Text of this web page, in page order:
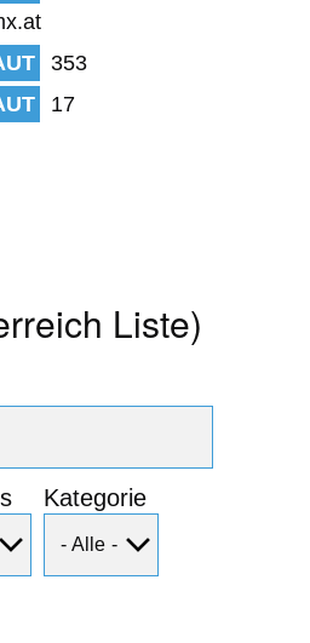
353
17
Liste)
Kategorie